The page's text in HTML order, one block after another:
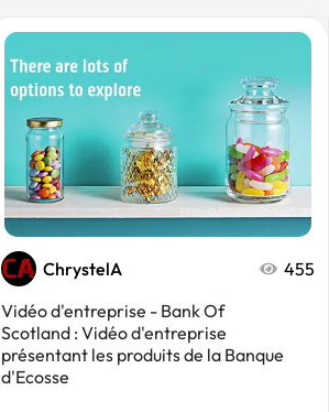
ChrystelA
455
Vidéo d'entreprise - Bank Of
Scotland : Vidéo d'entreprise
présentant les produits de la Banque
d'Ecosse